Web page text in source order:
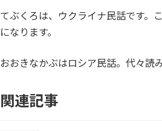
てぶくろは、ウクライナ民話です。
になります。
おおきなかぶはロシア民話。代々読
関連記事